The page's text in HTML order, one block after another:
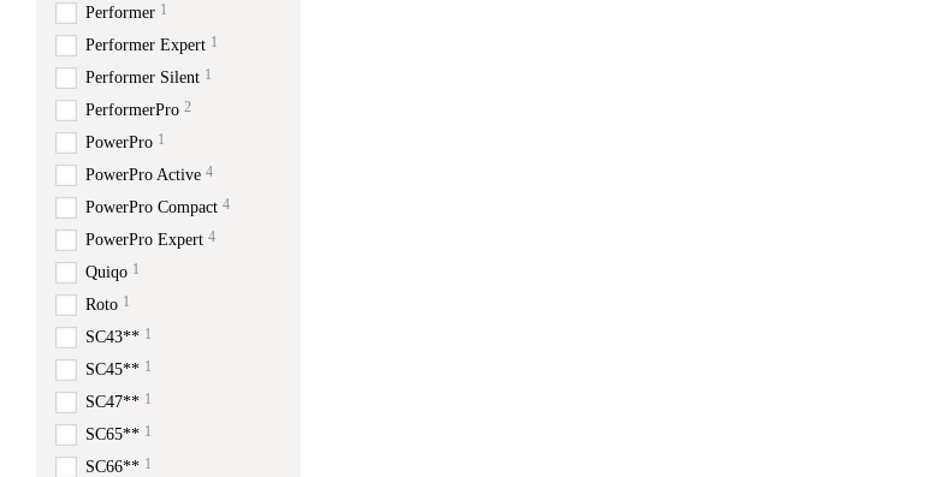
Performer 1
Performer Expert 1
Performer Silent 1
PerformerPro 2
PowerPro 1
PowerPro Active 4
PowerPro Compact 4
PowerPro Expert 4
Quiqo 1
Roto 1
SC43** 1
SC45** 1
SC47** 1
SC65** 1
SC66** 1